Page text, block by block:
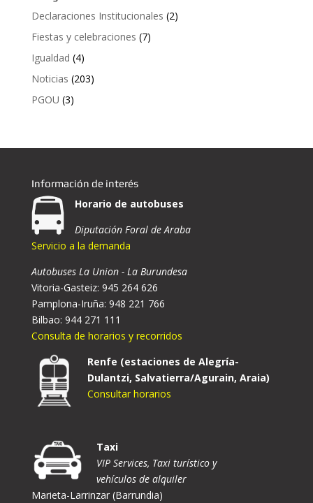
Declaraciones Institucionales (2)
Fiestas y celebraciones (7)
Igualdad (4)
Noticias (203)
PGOU (3)
Información de interés
Horario de autobuses
Diputación Foral de Araba
Servicio a la demanda
Autobuses La Union - La Burundesa
Vitoria-Gasteiz: 945 264 626
Pamplona-Iruña: 948 221 766
Bilbao: 944 271 111
Consulta de horarios y recorridos
Renfe (estaciones de Alegría-
Dulantzi, Salvatierra/Agurain, Araia)
Consultar horarios
Taxi
VIP Services, Taxi turístico y
vehículos de alquiler
Marieta-Larrinzar (Barrundia)